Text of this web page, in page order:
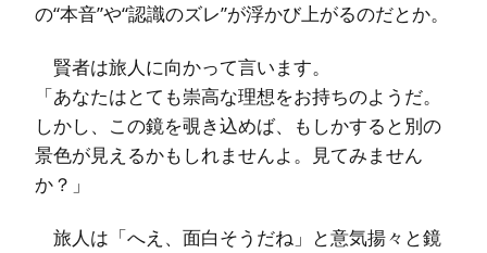
の“本音”や“認識のズレ”が浮かび上がるのだとか。
賢者は旅人に向かって言います。
「あなたはとても崇高な理想をお持ちのようだ。
しかし、この鏡を覗き込めば、もしかすると別の
景色が見えるかもしれませんよ。見てみません
か？」
旅人は「へえ、面白そうだね」と意気揚々と鏡